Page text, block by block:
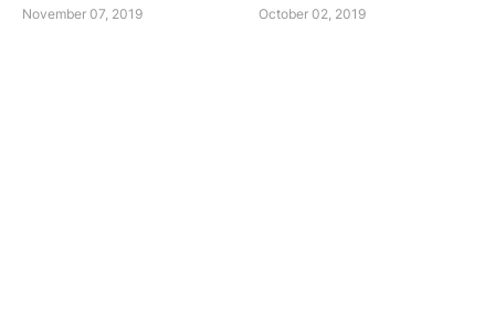
November 07, 2019 October 02, 2019